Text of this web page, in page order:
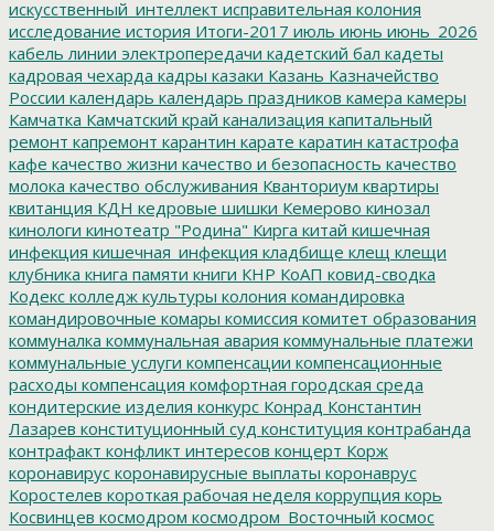
искусственный_интеллект исправительная колония
исследование история Итоги-2017 июль июнь июнь_2026
кабель линии электропередачи кадетский бал кадеты
кадровая чехарда кадры казаки Казань Казначейство
России календарь календарь праздников камера камеры
Камчатка Камчатский край канализация капитальный
ремонт капремонт карантин карате каратин катастрофа
кафе качество жизни качество и безопасность качество
молока качество обслуживания Кванториум квартиры
квитанция КДН кедровые шишки Кемерово кинозал
кинологи кинотеатр "Родина" Кирга китай кишечная
инфекция кишечная_инфекция кладбище клещ клещи
клубника книга памяти книги КНР КоАП ковид-сводка
Кодекс колледж культуры колония командировка
командировочные комары комиссия комитет образования
коммуналка коммунальная авария коммунальные платежи
коммунальные услуги компенсации компенсационные
расходы компенсация комфортная городская среда
кондитерские изделия конкурс Конрад Константин
Лазарев конституционный суд конституция контрабанда
контрафакт конфликт интересов концерт Корж
коронавирус коронавирусные выплаты коронаврус
Коростелев короткая рабочая неделя коррупция корь
Косвинцев космодром космодром_Восточный космос